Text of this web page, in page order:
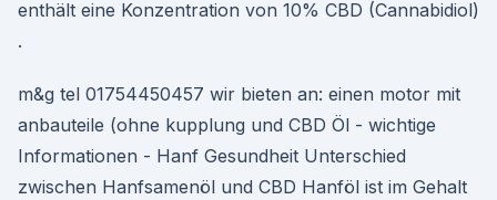
enthält eine Konzentration von 10% CBD (Cannabidiol)
.
m&g tel 01754450457 wir bieten an: einen motor mit
anbauteile (ohne kupplung und CBD Öl - wichtige
Informationen - Hanf Gesundheit Unterschied
zwischen Hanfsamenöl und CBD Hanföl ist im Gehalt